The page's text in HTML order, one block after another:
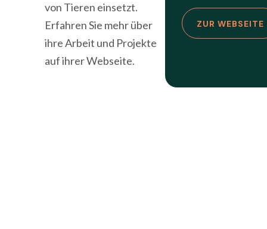
von Tieren einsetzt.
Erfahren Sie mehr über
ihre Arbeit und Projekte
auf ihrer Webseite.
ZUR WEBSEITE